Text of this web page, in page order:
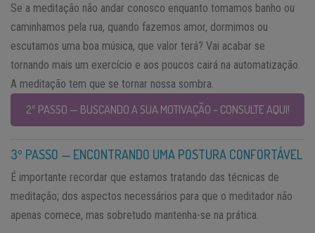
Se a meditação não andar conosco enquanto tomamos banho ou
caminhamos pela rua, quando fazemos amor, dormimos ou
escutamos uma boa música, que valor terá? Vai acabar se
tornando mais um exercício e aos poucos cairá na automatização.
A meditação tem que se tornar nossa sombra.
2º PASSO — BUSCANDO A SUA MOTIVAÇÃO – CONSULTE AQUI!
3º PASSO — ENCONTRANDO UMA POSTURA CONFORTÁVEL
É importante recordar que estamos tratando das técnicas de
meditação; dos aspectos necessários para que o meditador não
apenas comece, mas sobretudo mantenha-se na prática.